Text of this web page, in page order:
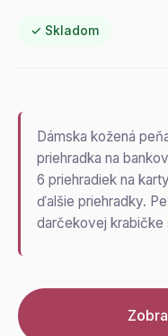
✓ Skladom
Dámska kožená
priehradka na
6 priehradiek na
ďalšie priehradky.
darčekovej krabičke